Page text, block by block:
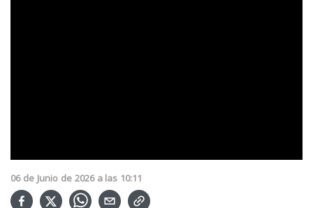
06 de Junio de 2026 a las 10:11